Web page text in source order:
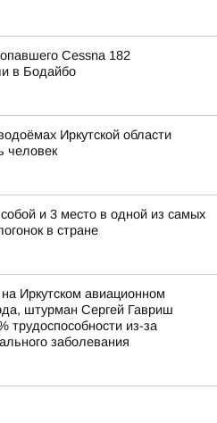
Cessna 182
в Бодайбо
Иркутской области
человек
и 3 место в одной из самых
в стране
Иркутском авиационном
штурман Сергей Гавриш
трудоспособности из-за
заболевания